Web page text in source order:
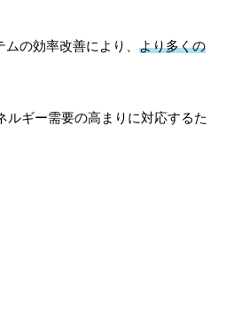
の効率改善により、 より多くの
ルギー需要の高まりに対応するた